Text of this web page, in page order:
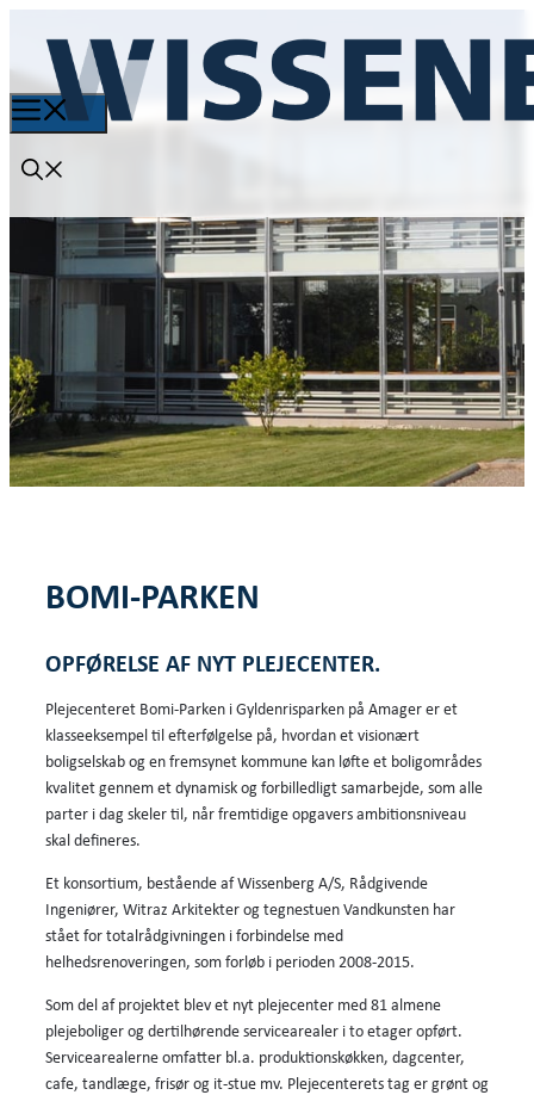
BOMI-PARKEN
OPFØRELSE AF NYT PLEJECENTER.
Plejecenteret Bomi-Parken i Gyldenrisparken på Amager er et
klasseeksempel til efterfølgelse på, hvordan et visionært
boligselskab og en fremsynet kommune kan løfte et boligområdes
kvalitet gennem et dynamisk og forbilledligt samarbejde, som alle
parter i dag skeler til, når fremtidige opgavers ambitionsniveau
skal defineres.
Et konsortium, bestående af Wissenberg A/S, Rådgivende
Ingeniører, Witraz Arkitekter og tegnestuen Vandkunsten har
stået for totalrådgivningen i forbindelse med
helhedsrenoveringen, som forløb i perioden 2008-2015.
Som del af projektet blev et nyt plejecenter med 81 almene
plejeboliger og dertilhørende servicearealer i to etager opført.
Servicearealerne omfatter bl.a. produktionskøkken, dagcenter,
cafe, tandlæge, frisør og it-stue mv. Plejecenterets tag er grønt og